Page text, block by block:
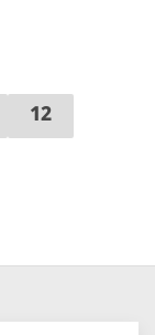
12